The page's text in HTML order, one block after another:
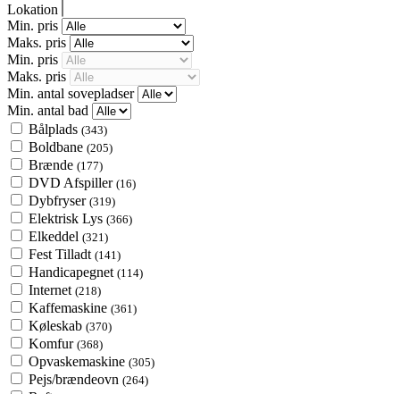
Lokation
Min. pris
Maks. pris
Min. pris
Maks. pris
Min. antal sovepladser
Min. antal bad
Bålplads (343)
Boldbane (205)
Brænde (177)
DVD Afspiller (16)
Dybfryser (319)
Elektrisk Lys (366)
Elkeddel (321)
Fest Tilladt (141)
Handicapegnet (114)
Internet (218)
Kaffemaskine (361)
Køleskab (370)
Komfur (368)
Opvaskemaskine (305)
Pejs/brændeovn (264)